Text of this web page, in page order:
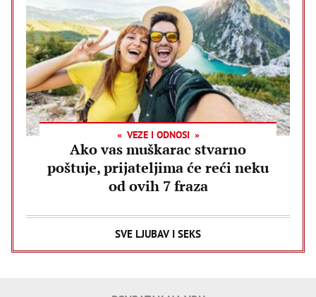
VEZE I ODNOSI
Ako vas muškarac stvarno
poštuje, prijateljima će reći neku
od ovih 7 fraza
SVE LJUBAV I SEKS